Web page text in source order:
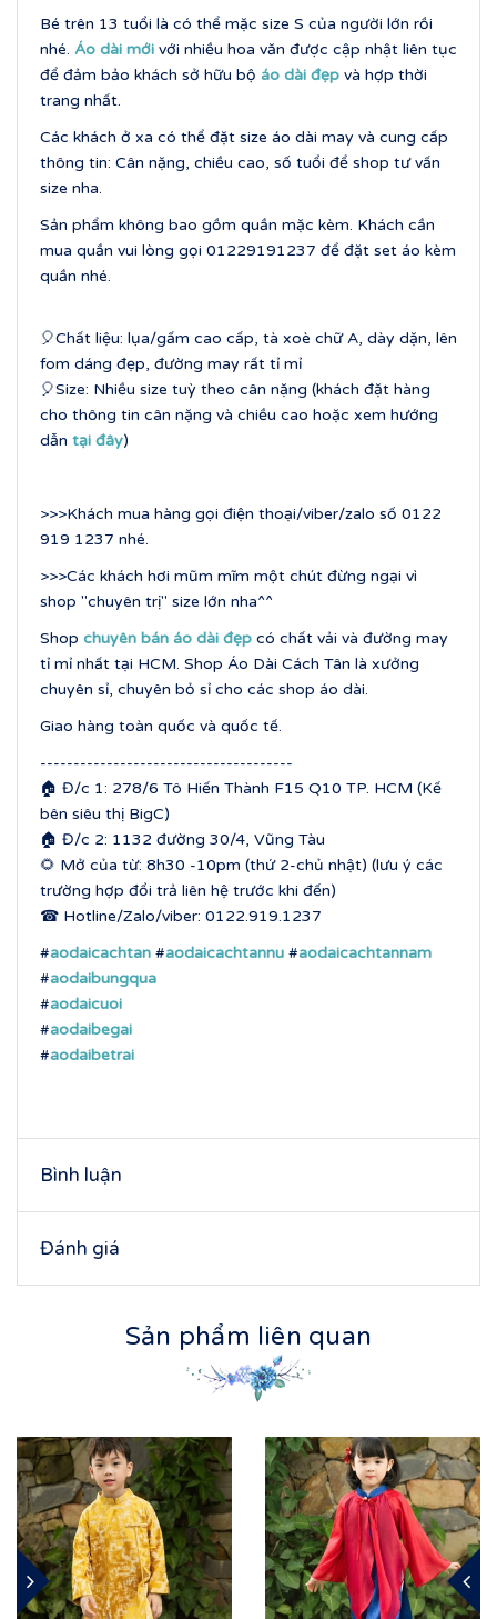
Bé trên 13 tuổi là có thể mặc size S của người lớn rồi
nhé. Áo dài mới với nhiều hoa văn được cập nhật liên tục
để đảm bảo khách sở hữu bộ áo dài đẹp và hợp thời
trang nhất.
Các khách ở xa có thể đặt size áo dài may và cung cấp
thông tin: Cân nặng, chiều cao, số tuổi để shop tư vấn
size nha.
Sản phẩm không bao gồm quần mặc kèm. Khách cần
mua quần vui lòng gọi 01229191237 để đặt set áo kèm
quần nhé.
🎈Chất liệu: lụa/gấm cao cấp, tà xoè chữ A, dày dặn, lên
fom dáng đẹp, đường may rất tỉ mỉ
🎈Size: Nhiều size tuỳ theo cân nặng (khách đặt hàng
cho thông tin cân nặng và chiều cao hoặc xem hướng
dẫn tại đây)
>>>Khách mua hàng gọi điện thoại/viber/zalo số 0122
919 1237 nhé.
>>>Các khách hơi mũm mĩm một chút đừng ngại vì
shop "chuyên trị" size lớn nha^^
Shop chuyên bán áo dài đẹp có chất vải và đường may
tỉ mỉ nhất tại HCM. Shop Áo Dài Cách Tân là xưởng
chuyên sỉ, chuyên bỏ sỉ cho các shop áo dài.
Giao hàng toàn quốc và quốc tế.
--------------------------------------
🏠 Đ/c 1: 278/6 Tô Hiến Thành F15 Q10 TP. HCM (Kế
bên siêu thị BigC)
🏠 Đ/c 2: 1132 đường 30/4, Vũng Tàu
🌻 Mở của từ: 8h30 -10pm (thứ 2-chủ nhật) (lưu ý các
trường hợp đổi trả liên hệ trước khi đến)
☎ Hotline/Zalo/viber: 0122.919.1237
#aodaicachtan #aodaicachtannu #aodaicachtannam
#aodaibungqua
#aodaicuoi
#aodaibegai
#aodaibetrai
Bình luận
Đánh giá
Sản phẩm liên quan